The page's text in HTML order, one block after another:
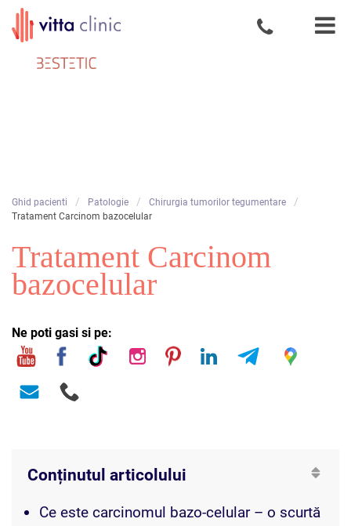
Skip
to
content
Increderea
este baza
relatiei
medic -
Ghid pacienti / Patologie / Chirurgia tumorilor tegumentare /
Tratament Carcinom bazocelular
Tratament Carcinom
bazocelular
Ne poti gasi si pe:
Conținutul articolului
Ce este carcinomul bazo-celular – o scurtă